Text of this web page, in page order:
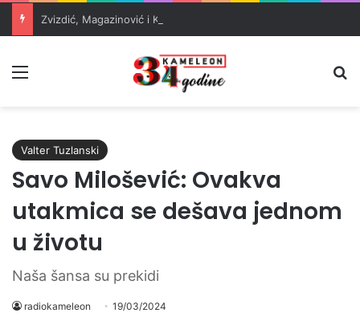
Valter Tuzlanski
Savo Milošević: Ovakva
utakmica se dešava jednom
u životu
Naša šansa su prekidi
radiokameleon 19/03/2024